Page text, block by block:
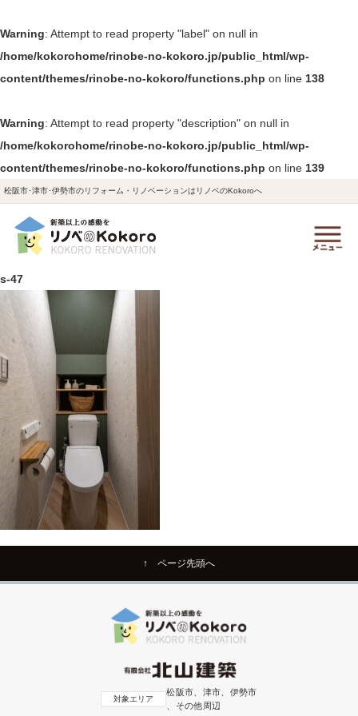
Warning: Attempt to read property "label" on null in
/home/kokorohome/rinobe-no-kokoro.jp/public_html/wp-
content/themes/rinobe-no-kokoro/functions.php on line 138
Warning: Attempt to read property "description" on null in
/home/kokorohome/rinobe-no-kokoro.jp/public_html/wp-
content/themes/rinobe-no-kokoro/functions.php on line 139
松阪市･津市･伊勢市のリフォーム・リノベーションはリノベのKokoroへ
s-47
↑ ページ先頭へ
対象エリア
松阪市、津市、伊勢市
、その他周辺